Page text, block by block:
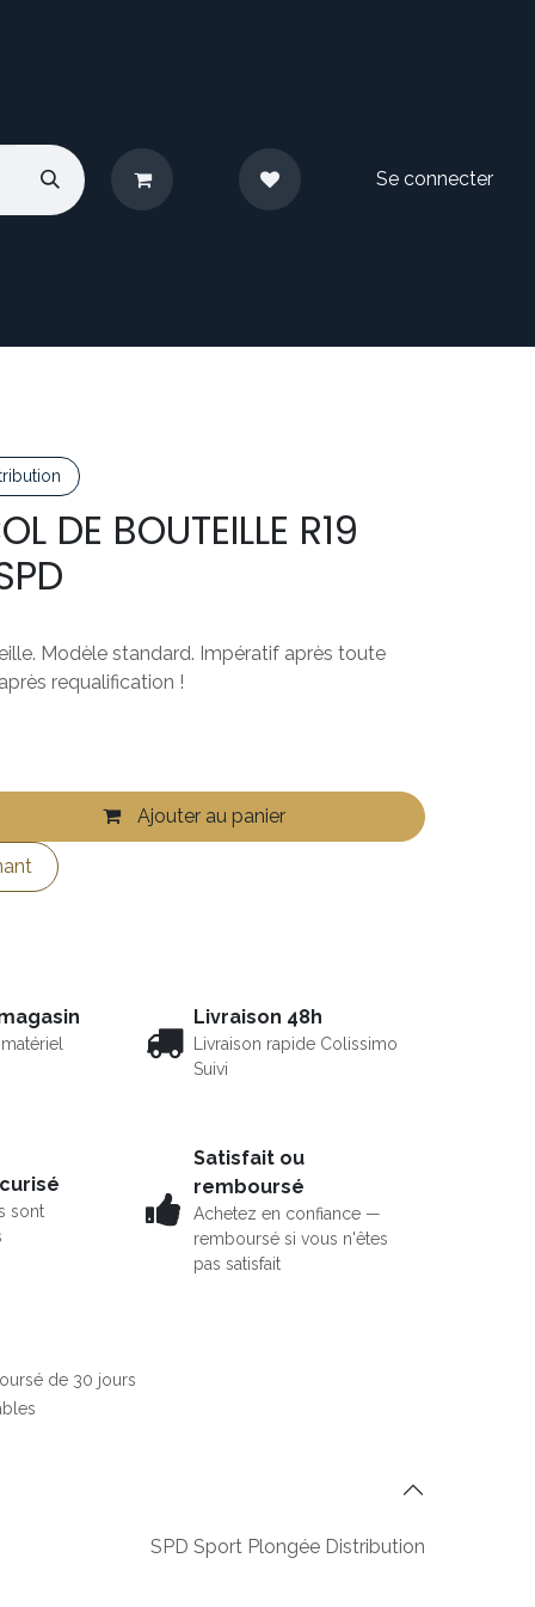
Se connecter
DE BOUTEILLE R19
Modèle standard. Impératif après toute
requalification !
Ajouter au panier
Livraison 48h
Livraison rapide Colissimo
Suivi
sont
Satisfait ou
remboursé
Achetez en confiance —
remboursé si vous n'êtes
pas satisfait
de 30 jours
SPD Sport Plongée Distribution